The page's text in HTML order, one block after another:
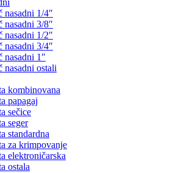
nasadni 1/4″
nasadni 3/8″
nasadni 1/2″
nasadni 3/4″
nasadni 1″
nasadni ostali
kombinovana
papagaj
sečice
seger
standardna
za krimpovanje
elektroničarska
ostala